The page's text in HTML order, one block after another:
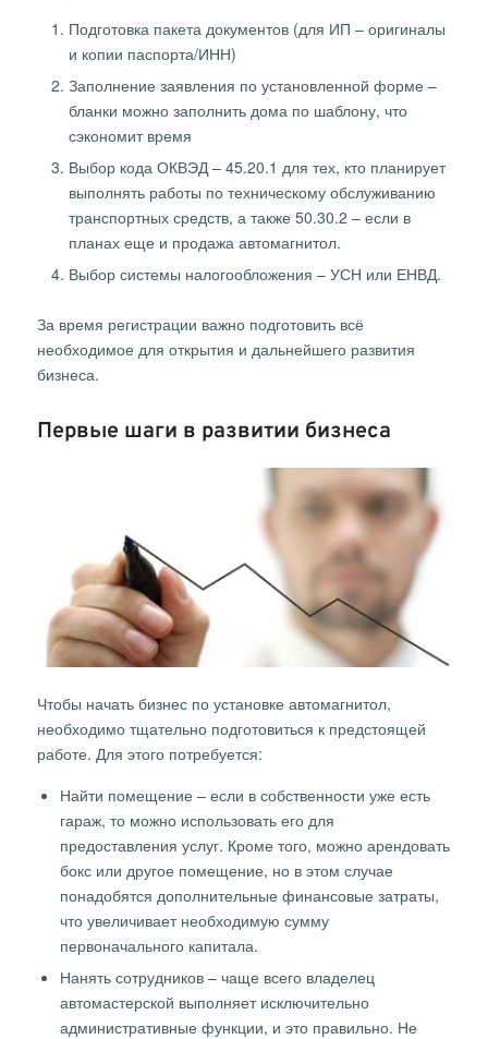
Подготовка пакета документов (для ИП – оригиналы
и копии паспорта/ИНН)
Заполнение заявления по установленной форме –
бланки можно заполнить дома по шаблону, что
сэкономит время
Выбор кода ОКВЭД – 45.20.1 для тех, кто планирует
выполнять работы по техническому обслуживанию
транспортных средств, а также 50.30.2 – если в
планах еще и продажа автомагнитол.
Выбор системы налогообложения – УСН или ЕНВД.
За время регистрации важно подготовить всё
необходимое для открытия и дальнейшего развития
бизнеса.
Первые шаги в развитии бизнеса
Чтобы начать бизнес по установке автомагнитол,
необходимо тщательно подготовиться к предстоящей
работе. Для этого потребуется:
Найти помещение – если в собственности уже есть
гараж, то можно использовать его для
предоставления услуг. Кроме того, можно арендовать
бокс или другое помещение, но в этом случае
понадобятся дополнительные финансовые затраты,
что увеличивает необходимую сумму
первоначального капитала.
Нанять сотрудников – чаще всего владелец
автомастерской выполняет исключительно
административные функции, и это правильно. Не